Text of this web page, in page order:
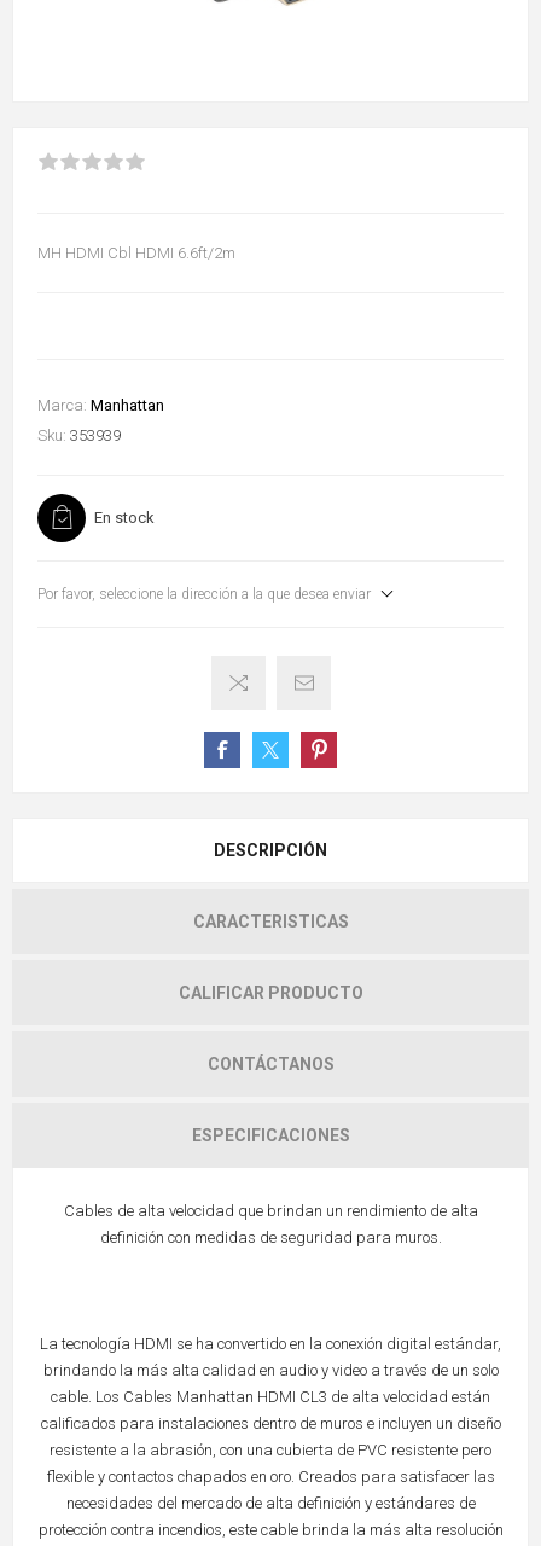
MH HDMI Cbl HDMI 6.6ft/2m
Marca: Manhattan
Sku: 353939
En stock
Por favor, seleccione la dirección a la que desea enviar
DESCRIPCIÓN
CARACTERISTICAS
CALIFICAR PRODUCTO
CONTÁCTANOS
ESPECIFICACIONES
Cables de alta velocidad que brindan un rendimiento de alta
definición con medidas de seguridad para muros.
La tecnología HDMI se ha convertido en la conexión digital estándar,
brindando la más alta calidad en audio y video a través de un solo
cable. Los Cables Manhattan HDMI CL3 de alta velocidad están
calificados para instalaciones dentro de muros e incluyen un diseño
resistente a la abrasión, con una cubierta de PVC resistente pero
flexible y contactos chapados en oro. Creados para satisfacer las
necesidades del mercado de alta definición y estándares de
protección contra incendios, este cable brinda la más alta resolución